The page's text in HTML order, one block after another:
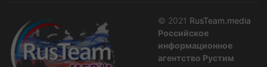
© 2021 RusTeam.media
Российское
информационное
агентство Рустим